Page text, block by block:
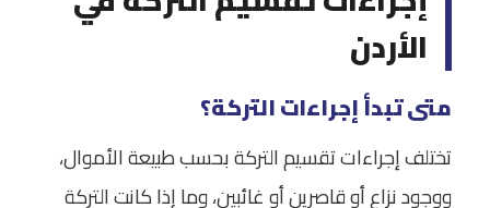
الأردن
متى تبدأ إجراءات التركة؟
تختلف إجراءات تقسيم التركة بحسب طبيعة الأموال،
ووجود نزاع أو قاصرين أو غائبين، وما إذا كانت التركة